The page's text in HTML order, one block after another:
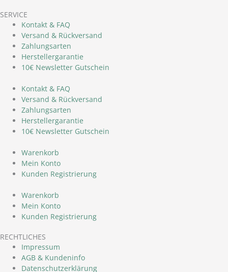
SERVICE
Kontakt & FAQ
Versand & Rückversand
Zahlungsarten
Herstellergarantie
10€ Newsletter Gutschein
Kontakt & FAQ
Versand & Rückversand
Zahlungsarten
Herstellergarantie
10€ Newsletter Gutschein
Warenkorb
Mein Konto
Kunden Registrierung
Warenkorb
Mein Konto
Kunden Registrierung
RECHTLICHES
Impressum
AGB & Kundeninfo
Datenschutzerklärung